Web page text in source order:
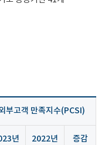
부고객 만족지수(PCSI)
년 2022년 증감